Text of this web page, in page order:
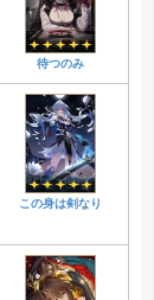
待つのみ
この身は剣なり